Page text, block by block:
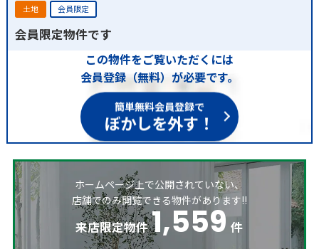
土地 会員限定
会員限定物件です
この物件をご覧いただくには
会員登録（無料）が必要です。
簡単無料会員登録で
ぼかしを外す！
ホームページ上で公開されていない、
店舗でのみ閲覧できる物件があります!!
来店限定物件 1,559 件